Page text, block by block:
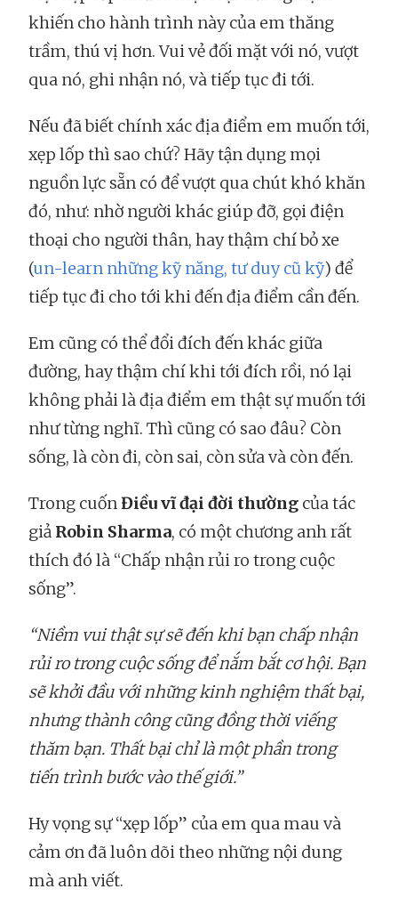
khiến cho hành trình này của em thăng
trầm, thú vị hơn. Vui vẻ đối mặt với nó, vượt
qua nó, ghi nhận nó, và tiếp tục đi tới.
Nếu đã biết chính xác địa điểm em muốn tới,
xẹp lốp thì sao chứ? Hãy tận dụng mọi
nguồn lực sẵn có để vượt qua chút khó khăn
đó, như: nhờ người khác giúp đỡ, gọi điện
thoại cho người thân, hay thậm chí bỏ xe
(un-learn những kỹ năng, tư duy cũ kỹ) để
tiếp tục đi cho tới khi đến địa điểm cần đến.
Em cũng có thể đổi đích đến khác giữa
đường, hay thậm chí khi tới đích rồi, nó lại
không phải là địa điểm em thật sự muốn tới
như từng nghĩ. Thì cũng có sao đâu? Còn
sống, là còn đi, còn sai, còn sửa và còn đến.
Trong cuốnĐiều vĩ đại đời thường của tác
giả Robin Sharma, có một chương anh rất
thích đó là “Chấp nhận rủi ro trong cuộc
sống”.
“Niềm vui thật sự sẽ đến khi bạn chấp nhận
rủi ro trong cuộc sống để nắm bắt cơ hội. Bạn
sẽ khởi đầu với những kinh nghiệm thất bại,
nhưng thành công cũng đồng thời viếng
thăm bạn. Thất bại chỉ là một phần trong
tiến trình bước vào thế giới.”
Hy vọng sự “xẹp lốp” của em qua mau và
cảm ơn đã luôn dõi theo những nội dung
mà anh viết.